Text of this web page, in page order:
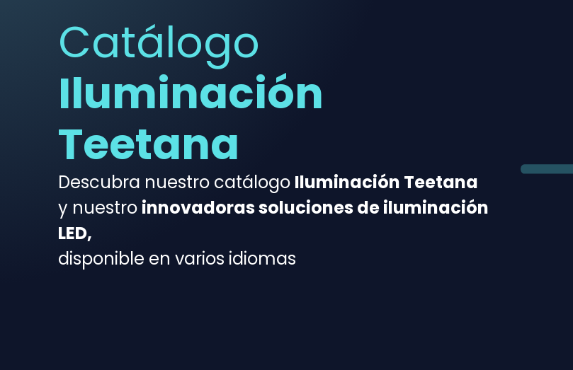
Catálogo
Iluminación
Teetana
Descubra nuestro catálogo Iluminación Teetana
y nuestro innovadoras soluciones de iluminación
LED,
disponible en varios idiomas